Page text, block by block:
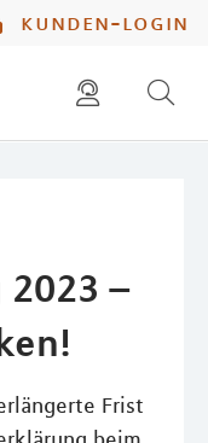
kunden-login
–
Frist